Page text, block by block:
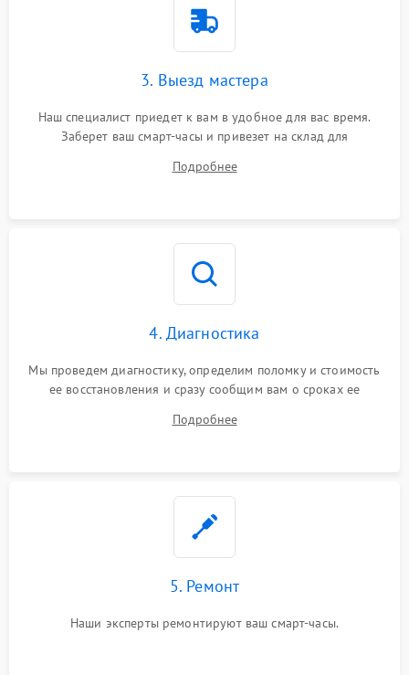
3. Выезд мастера
Наш специалист приедет к вам в удобное для вас время.
Заберет ваш смарт-часы и привезет на склад для
Подробнее
4. Диагностика
Мы проведем диагностику, определим поломку и стоимость
ее восстановления и сразу сообщим вам о сроках ее
Подробнее
5. Ремонт
Наши эксперты ремонтируют ваш смарт-часы.